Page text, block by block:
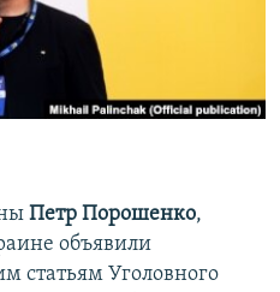
Петр Порошенко,
объявили
статьям Уголовного